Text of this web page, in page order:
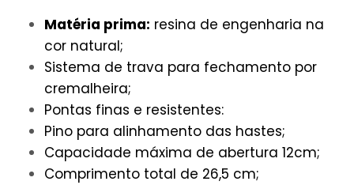
Matéria prima: resina de engenharia na
cor natural;
Sistema de trava para fechamento por
cremalheira;
Pontas finas e resistentes:
Pino para alinhamento das hastes;
Capacidade máxima de abertura 12cm;
Comprimento total de 26,5 cm;